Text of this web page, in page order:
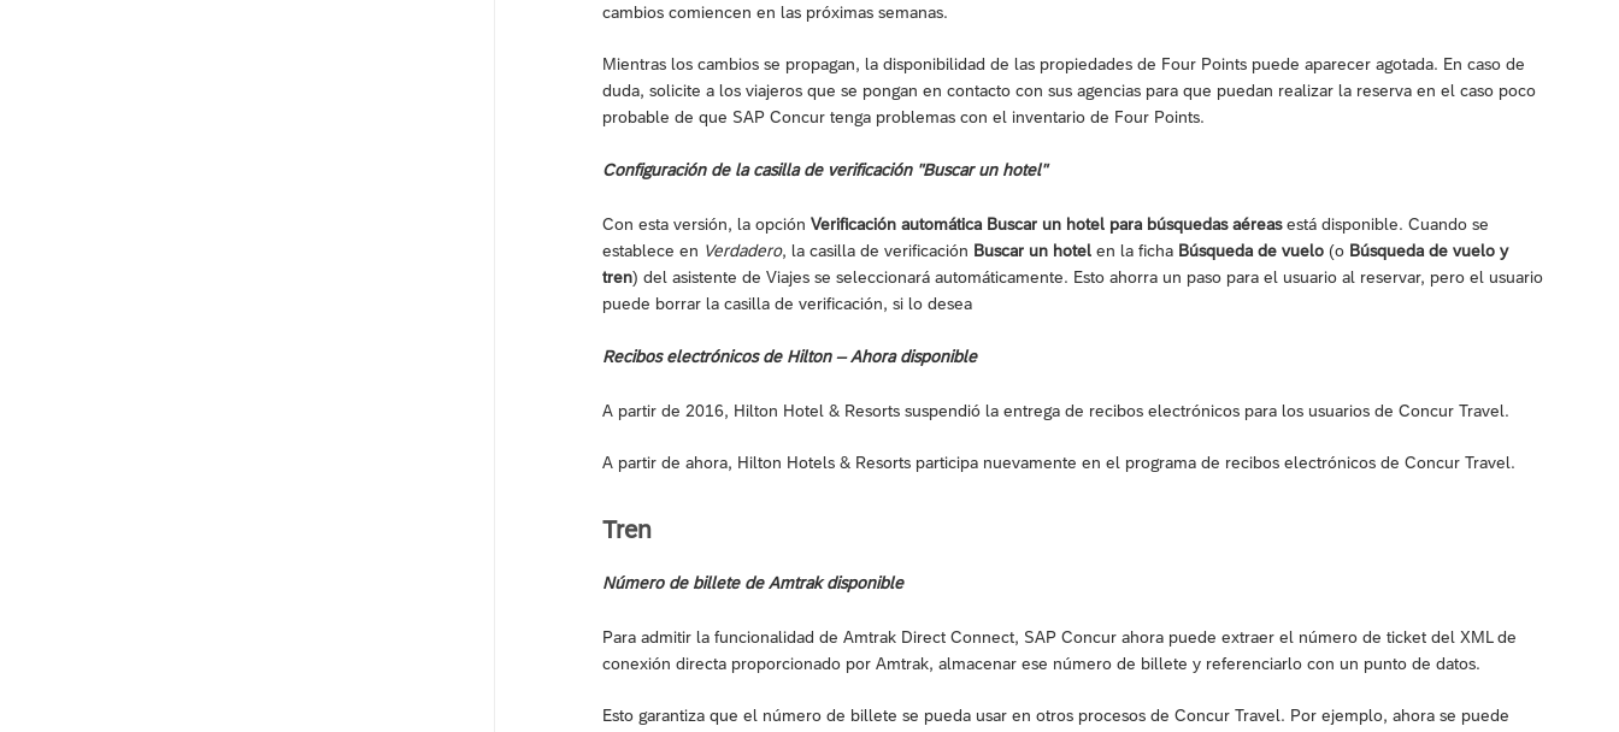
cambios comiencen en las próximas semanas.
Mientras los cambios se propagan, la disponibilidad de las propiedades de Four Points puede aparecer agotada. En caso de
duda, solicite a los viajeros que se pongan en contacto con sus agencias para que puedan realizar la reserva en el caso poco
probable de que SAP Concur tenga problemas con el inventario de Four Points.
Configuración de la casilla de verificación "Buscar un hotel"
Con esta versión, la opción Verificación automática Buscar un hotel para búsquedas aéreasestá disponible. Cuando se
establece en Verdadero, la casilla de verificación Buscar un hotel en la ficha Búsqueda de vuelo (o Búsqueda de vuelo y
tren) del asistente de Viajes se seleccionará automáticamente. Esto ahorra un paso para el usuario al reservar, pero el usuario
puede borrar la casilla de verificación, si lo desea
Recibos electrónicos de Hilton – Ahora disponible
A partir de 2016, Hilton Hotel & Resorts suspendió la entrega de recibos electrónicos para los usuarios de Concur Travel.
A partir de ahora, Hilton Hotels & Resorts participa nuevamente en el programa de recibos electrónicos de Concur Travel.
Tren
Número de billete de Amtrak disponible
Para admitir la funcionalidad de Amtrak Direct Connect, SAP Concur ahora puede extraer el número de ticket del XML de
conexión directa proporcionado por Amtrak, almacenar ese número de billete y referenciarlo con un punto de datos.
Esto garantiza que el número de billete se pueda usar en otros procesos de Concur Travel. Por ejemplo, ahora se puede